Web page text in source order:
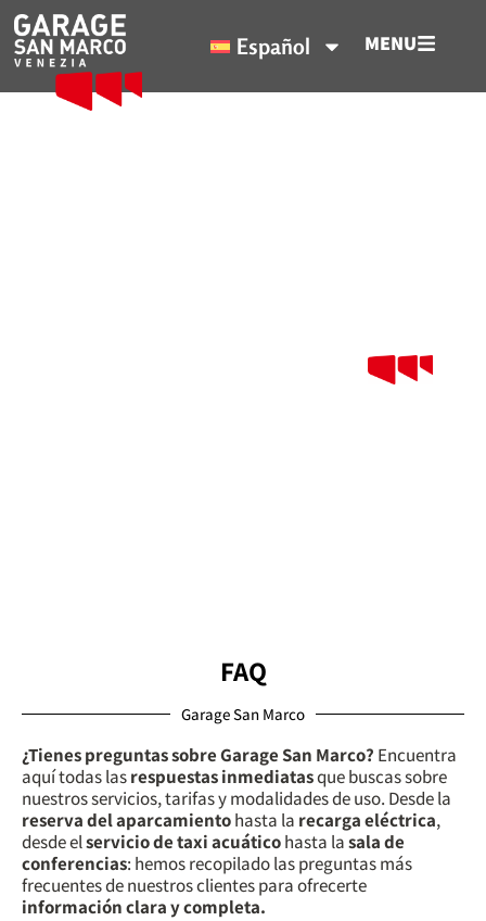
Español MENU
FAQ
Garage San Marco
¿Tienes preguntas sobre Garage San Marco? Encuentra
aquí todas lasrespuestas inmediatasque buscas sobre
nuestros servicios, tarifas y modalidades de uso. Desde la
reserva del aparcamientohasta la recarga eléctrica,
desde elservicio de taxi acuáticohasta lasala de
conferencias: hemos recopilado las preguntas más
frecuentes de nuestros clientes para ofrecerte
información clara y completa.